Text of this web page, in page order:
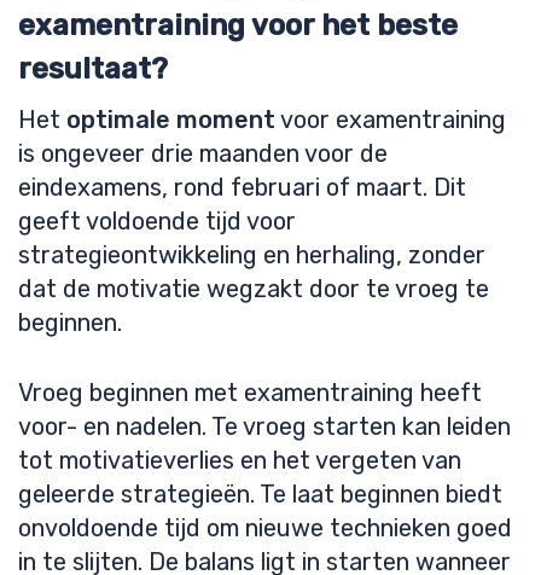
examentraining voor het beste
resultaat?
Het optimale moment voor examentraining
is ongeveer drie maanden voor de
eindexamens, rond februari of maart. Dit
geeft voldoende tijd voor
strategieontwikkeling en herhaling, zonder
dat de motivatie wegzakt door te vroeg te
beginnen.
Vroeg beginnen met examentraining heeft
voor- en nadelen. Te vroeg starten kan leiden
tot motivatieverlies en het vergeten van
geleerde strategieën. Te laat beginnen biedt
onvoldoende tijd om nieuwe technieken goed
in te slijten. De balans ligt in starten wanneer